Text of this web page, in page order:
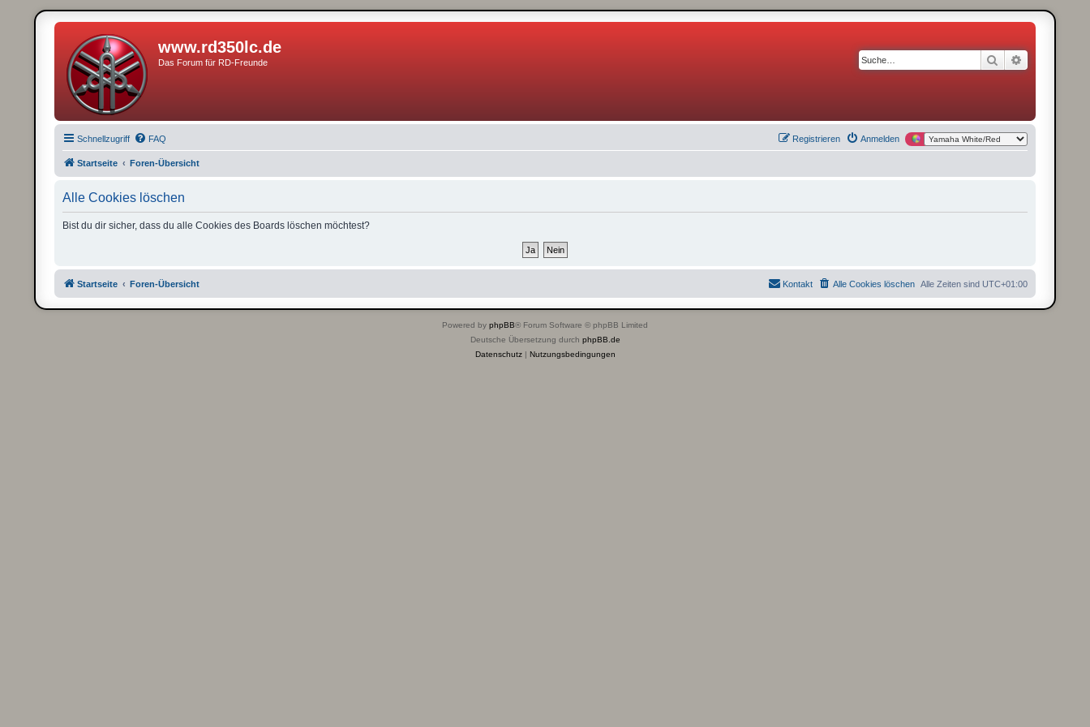
www.rd350lc.de
Das Forum für RD-Freunde Suche
Schnellzugriff FAQ Anmelden
Registrieren
Startseite Foren-Übersicht
Alle Cookies löschen
Bist du dir sicher, dass du alle Cookies des Boards löschen möchtest?
Startseite Foren-Übersicht Alle Zeiten sind UTC+01:00
Alle Cookies löschen
Kontakt
Powered by phpBB® Forum Software © phpBB Limited
Deutsche Übersetzung durch phpBB.de
Datenschutz| Nutzungsbedingungen